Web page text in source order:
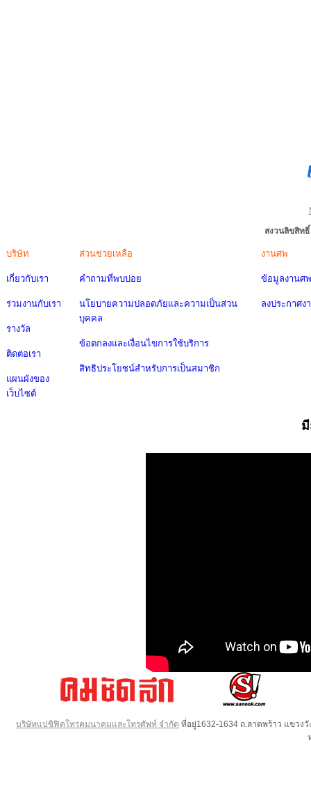
สงวนลิขสิท
บริษัท
เกี่ยวกับเรา
ร่วมงานกับเรา
รางวัล
ติดต่อเรา
แผนผังของ
เว็บไซต์
ส่วนช่วยเหลือ
คำถามที่พบบ่อย
นโยบายความปลอดภัยและความเป็นส่วน
บุคคล
ข้อตกลงและเงื่อนไขการใช้บริการ
สิทธิประโยชน์สำหรับการเป็นสมาชิก
งานศพ
ข้อมูลงานศพ
ลงประกาศง
บริษัทแปซิฟิคโทรคมนาคมและโทรศัพท์ จำกัด ที่อยู่1632-1634 ถ.ลาดพร้าว แขวง